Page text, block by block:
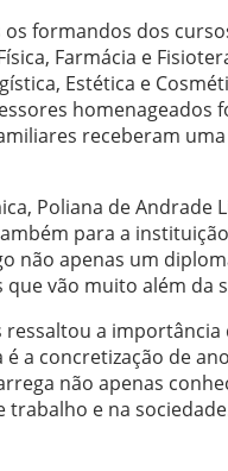
formandos dos
Farmácia e
Estética e
receberam
Poliana de Andrade
para a
não apenas um
vão muito além da
a
é a concretização de
não apenas
e na